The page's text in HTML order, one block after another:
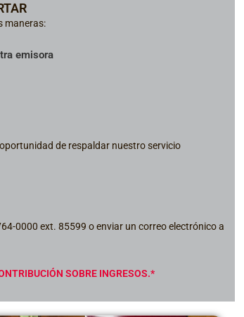
maneras:
emisora
de respaldar nuestro servicio
0000 ext. 85599 o enviar un correo electrónico a
SOBRE INGRESOS.*